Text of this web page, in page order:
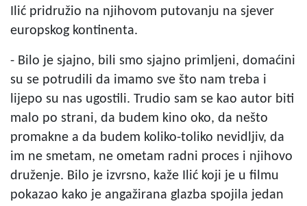
Ilić pridružio na njihovom putovanju na sjever
europskog kontinenta.
- Bilo je sjajno, bili smo sjajno primljeni, domaćini
su se potrudili da imamo sve što nam treba i
lijepo su nas ugostili. Trudio sam se kao autor biti
malo po strani, da budem kino oko, da nešto
promakne a da budem koliko-toliko nevidljiv, da
im ne smetam, ne ometam radni proces i njihovo
druženje. Bilo je izvrsno, kaže Ilić koji je u filmu
pokazao kako je angažirana glazba spojila jedan